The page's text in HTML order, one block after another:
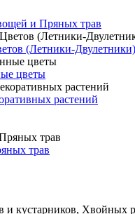
и Пряных трав
(Летники-Двулетники)
цветы
растений
трав